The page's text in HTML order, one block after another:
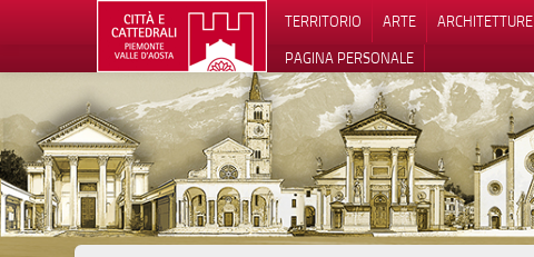
TERRITORIO ARTE ARCHITETTURE
PAGINA PERSONALE